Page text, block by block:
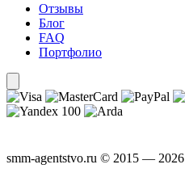
Отзывы
Блог
FAQ
Портфолио
smm-agentstvo.ru © 2015 — 2026